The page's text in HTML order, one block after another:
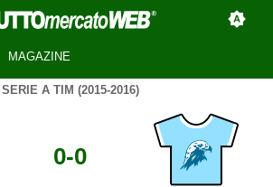
MAGAZINE
SERIE A TIM (2015-2016)
0-0